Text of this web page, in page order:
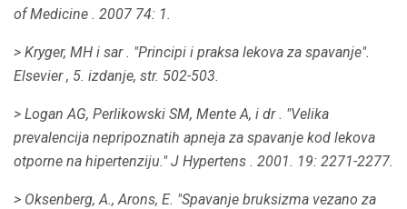
of Medicine . 2007 74: 1.
> Kryger, MH i sar. "Principi i praksa lekova za spavanje".
Elsevier, 5. izdanje, str. 502-503.
> Logan AG, Perlikowski SM, Mente A, i dr. "Velika
prevalencija nepripoznatih apneja za spavanje kod lekova
otporne na hipertenziju."J Hypertens . 2001. 19: 2271-2277.
> Oksenberg, A., Arons, E. "Spavanje bruksizma vezano za